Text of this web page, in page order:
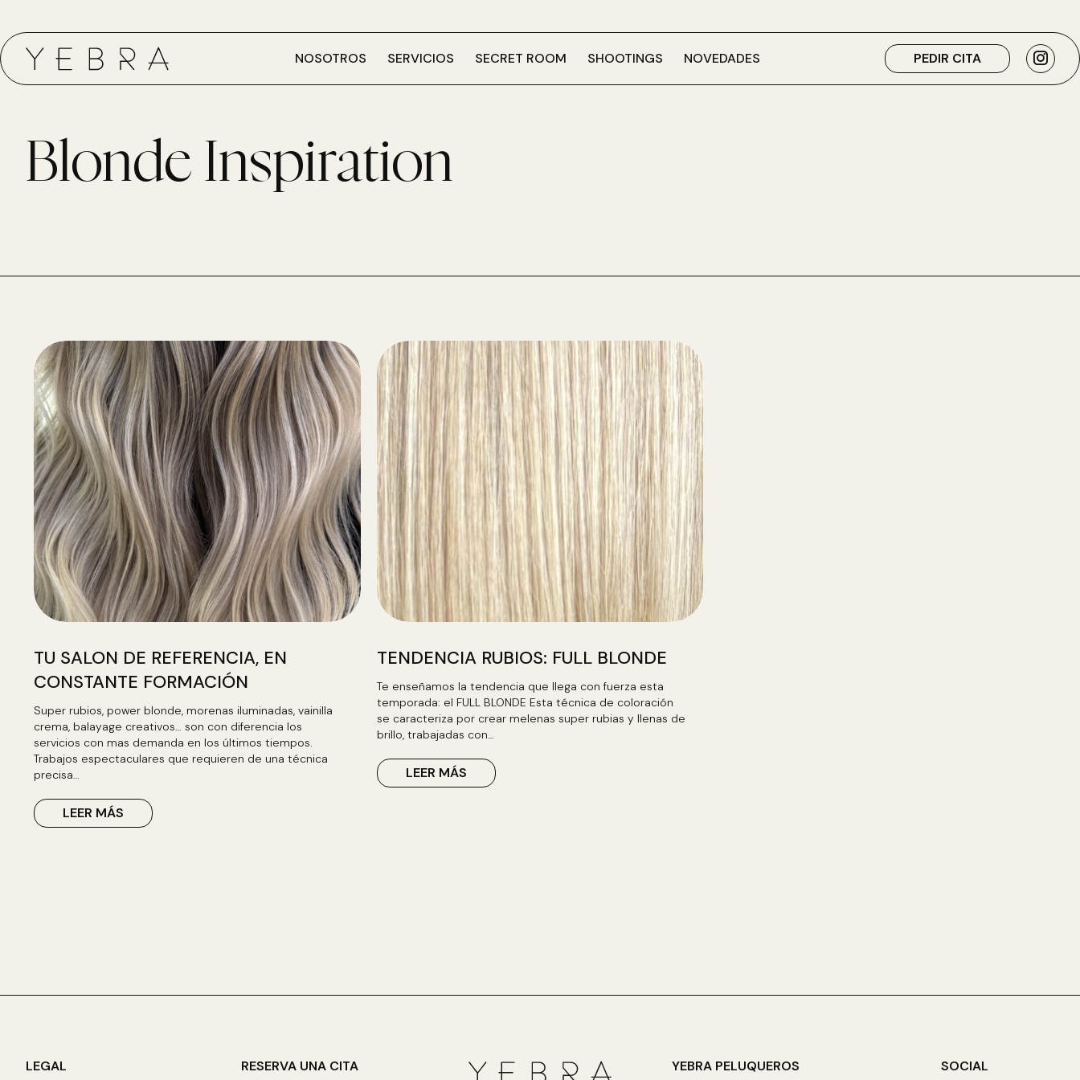
NOSOTROS SERVICIOS SECRET ROOM SHOOTINGS NOVEDADES PEDIR CITA
Blonde Inspiration
TU SALON DE REFERENCIA, EN
CONSTANTE FORMACIÓN
Super rubios, power blonde, morenas iluminadas, vainilla
crema, balayage creativos… son con diferencia los
servicios con mas demanda en los últimos tiempos.
Trabajos espectaculares que requieren de una técnica
precisa…
LEER MÁS
TENDENCIA RUBIOS: FULL BLONDE
Te enseñamos la tendencia que llega con fuerza esta
temporada: el FULL BLONDE Esta técnica de coloración
se caracteriza por crear melenas super rubias y llenas de
brillo, trabajadas con…
LEER MÁS
LEGAL RESERVA UNA CITA YEBRA PELUQUEROS SOCIAL